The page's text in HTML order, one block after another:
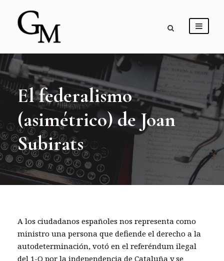
El federalismo
(asimétrico) de Joan
Subirats
A los ciudadanos españoles nos representa como
ministro una persona que defiende el derecho a la
autodeterminación, votó en el referéndum ilegal
del 1-O por la independencia de Cataluña y se